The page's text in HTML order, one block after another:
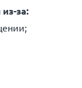
за: